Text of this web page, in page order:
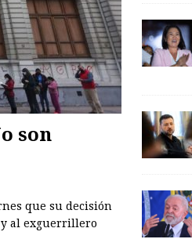
son
que su decisión
y al exguerrillero